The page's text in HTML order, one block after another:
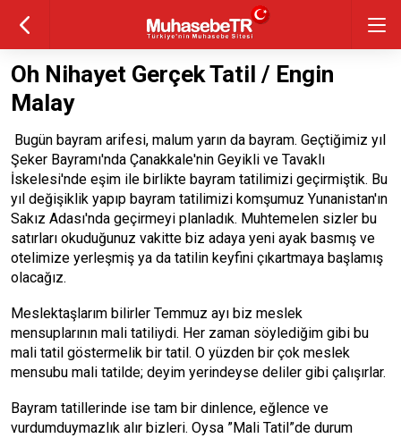
Oh Nihayet Gerçek Tatil / Engin
Malay
Bugün bayram arifesi, malum yarın da bayram. Geçtiğimiz yıl
Şeker Bayramı'nda Çanakkale'nin Geyikli ve Tavaklı
İskelesi'nde eşim ile birlikte bayram tatilimizi geçirmiştik. Bu
yıl değişiklik yapıp bayram tatilimizi komşumuz Yunanistan'ın
Sakız Adası'nda geçirmeyi planladık. Muhtemelen sizler bu
satırları okuduğunuz vakitte biz adaya yeni ayak basmış ve
otelimize yerleşmiş ya da tatilin keyfini çıkartmaya başlamış
olacağız.
Meslektaşlarım bilirler Temmuz ayı biz meslek
mensuplarının mali tatiliydi. Her zaman söylediğim gibi bu
mali tatil göstermelik bir tatil. O yüzden bir çok meslek
mensubu mali tatilde; deyim yerindeyse deliler gibi çalışırlar.
Bayram tatillerinde ise tam bir dinlence, eğlence ve
vurdumduymazlık alır bizleri. Oysa ”Mali Tatil”de durum